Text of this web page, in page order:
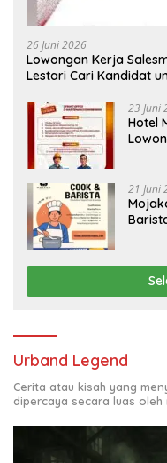
26 Juni 2026
Lowongan Kerja
Lestari Cari Kandidat
23 Juni
Hotel
21 Juni
Urband Legend
Cerita atau kisah yang
dipercaya secara luas oleh